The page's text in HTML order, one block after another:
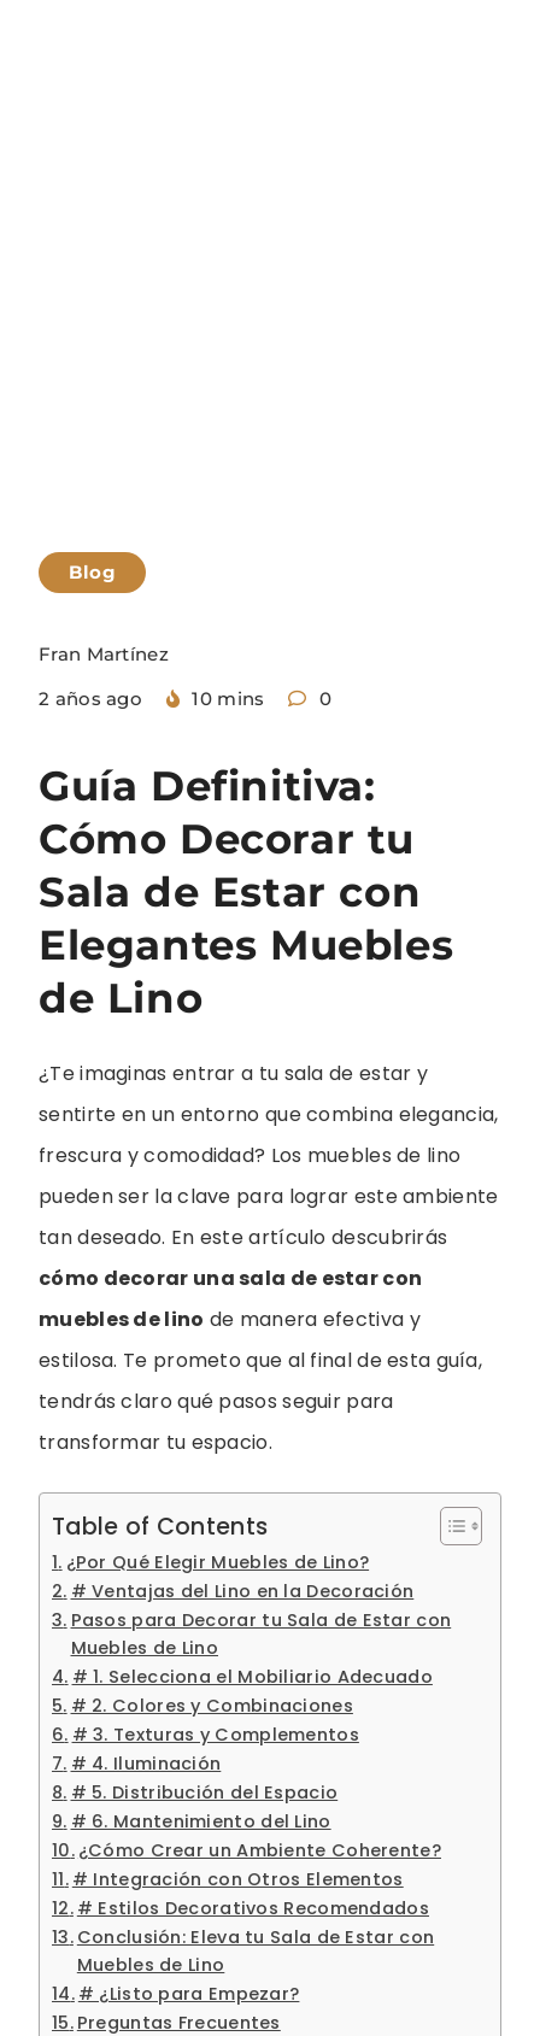
Blog
Fran Martínez
2 años ago
10 mins 0
Guía Definitiva:
Cómo Decorar tu
Sala de Estar con
Elegantes Muebles
de Lino
¿Te imaginas entrar a tu sala de estar y
sentirte en un entorno que combina elegancia,
frescura y comodidad? Los muebles de lino
pueden ser la clave para lograr este ambiente
tan deseado. En este artículo descubrirás
cómo decorar una sala de estar con
muebles de lino de manera efectiva y
estilosa. Te prometo que al final de esta guía,
tendrás claro qué pasos seguir para
transformar tu espacio.
Table of Contents
¿Por Qué Elegir Muebles de Lino?
# Ventajas del Lino en la Decoración
Pasos para Decorar tu Sala de Estar con
Muebles de Lino
# 1. Selecciona el Mobiliario Adecuado
# 2. Colores y Combinaciones
# 3. Texturas y Complementos
# 4. Iluminación
# 5. Distribución del Espacio
# 6. Mantenimiento del Lino
¿Cómo Crear un Ambiente Coherente?
# Integración con Otros Elementos
# Estilos Decorativos Recomendados
Conclusión: Eleva tu Sala de Estar con
Muebles de Lino
# ¿Listo para Empezar?
Preguntas Frecuentes